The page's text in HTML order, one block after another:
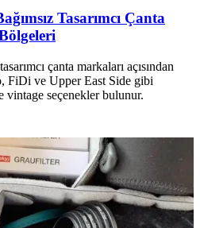
Tasarımcı Çanta
çanta markaları açısından
FiDi ve Upper East Side gibi
vintage seçenekler bulunur.